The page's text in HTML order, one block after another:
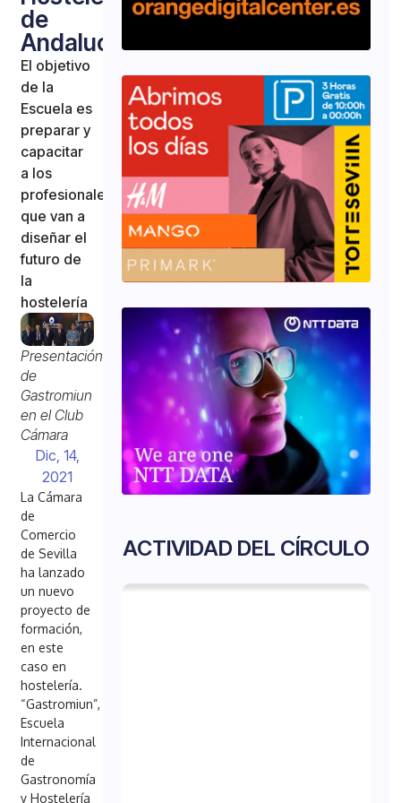
de
Andalucía
El objetivo
de la
Escuela es
preparar y
capacitar
a los
profesionales
que van a
diseñar el
futuro de
la
hostelería
Presentación
de
Gastromiun
en el Club
Cámara
Dic, 14,
2021
La Cámara
de
Comercio
de Sevilla
ha lanzado
un nuevo
proyecto de
formación,
en este
caso en
hostelería.
“Gastromiun”,
Escuela
Internacional
de
Gastronomía
y Hostelería
ACTIVIDAD DEL CÍRCULO